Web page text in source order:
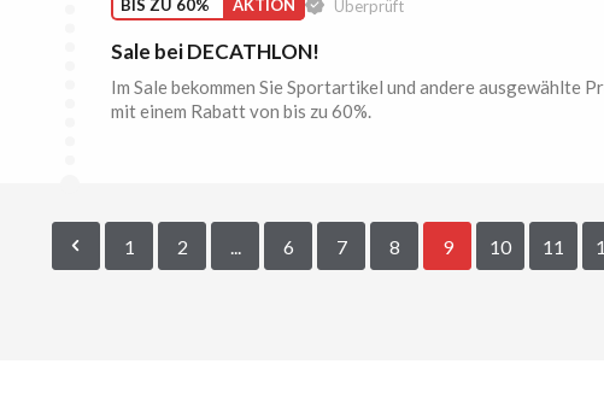
BIS ZU 60% AKTION Überprüft
Sale bei DECATHLON!
Im Sale bekommen Sie Sportartikel und andere ausgewählte
mit einem Rabatt von bis zu 60%.
1 2 6 7 8 9 10 11